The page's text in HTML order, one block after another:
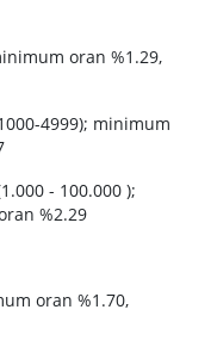
oran %1.29,
4999); minimum
- 100.000 );
%2.29
oran %1.70,